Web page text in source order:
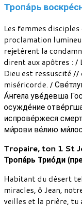
Тропа́рь
Les femmes
proclamation
rejetèrent la
dirent aux apôtres : /
Dieu est ressuscité //
miséricorde. /
А́нгела уве́девша
осужде́ние
испрове́ржеся
ми́рови ве́лию
Tropaire, ton 1 St
Тропа́рь Трио́ди
Habitant du désert
miracles, ô Jean,
veilles et la prière, tu